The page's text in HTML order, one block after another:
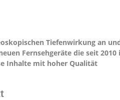
Tiefenwirkung an
Fernsehgeräte die seit 2010
Inhalte mit hoher Qualität